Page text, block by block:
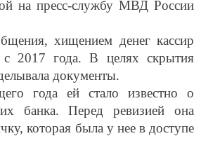
хищением денег кассир
с 2017 года. В целях скрытия
документы.
года ей стало известно о
банка. Перед ревизией она
которая была у нее в доступе